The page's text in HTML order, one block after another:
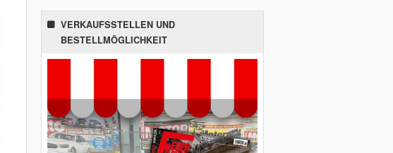
VERKAUFSSTELLEN UND
BESTELLMÖGLICHKEIT